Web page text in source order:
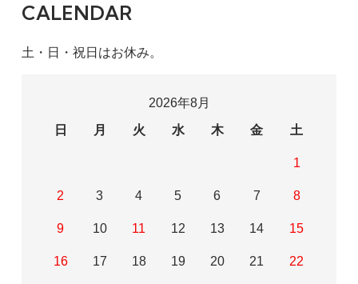
CALENDAR
土・日・祝日はお休み。
2026年8月
日
月 火 水 木 金 土
1
2 3 4 5 6 7 8
9 10 11 12 13 14 15
16 17 18 19 20 21 22